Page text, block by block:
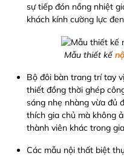
sự tiếp đón nồng nhiệt
khách kính cường lực
Mẫu thiết kế
Bộ đôi bàn trang trí tay
thiết đồng thời ghép
sáng nhẹ nhàng vừa đủ
thích gia chủ mà không
thành viên khác trong
Các mẫu nội thất biệt